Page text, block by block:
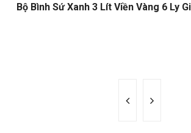
Bộ Bình Sứ Xanh 3 Lít Viền Vàng 6 Ly